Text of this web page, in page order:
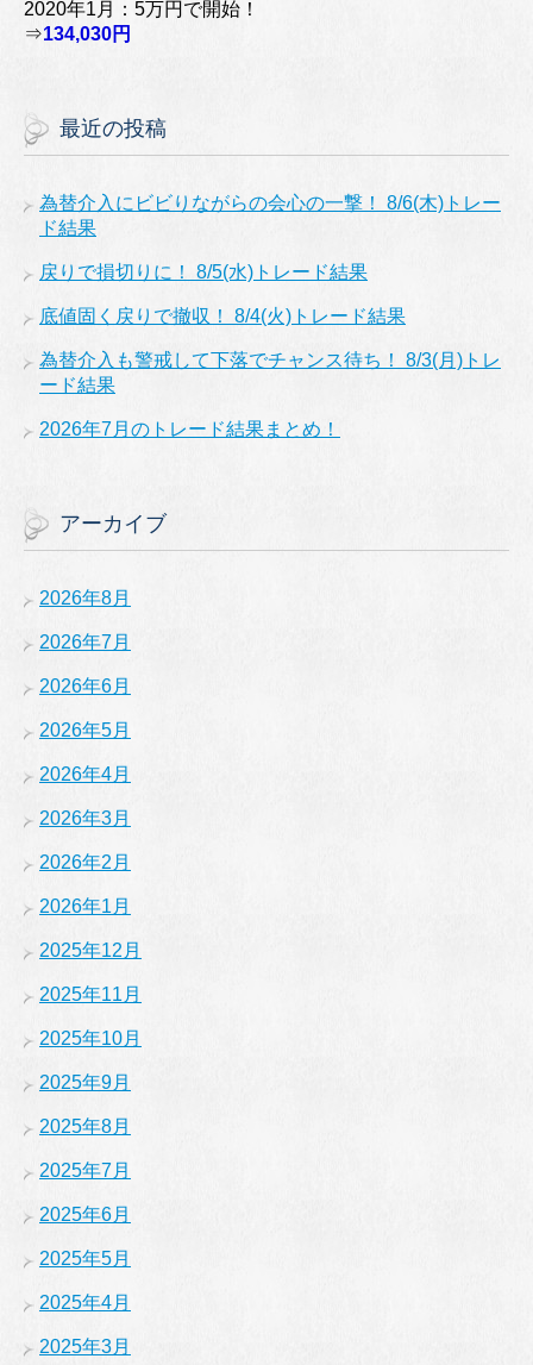
2020年1月：5万円で開始！
⇒134,030円
最近の投稿
為替介入にビビりながらの会心の一撃！ 8/6(木)トレー
ド結果
戻りで損切りに！ 8/5(水)トレード結果
底値固く戻りで撤収！ 8/4(火)トレード結果
為替介入も警戒して下落でチャンス待ち！ 8/3(月)トレ
ード結果
2026年7月のトレード結果まとめ！
アーカイブ
2026年8月
2026年7月
2026年6月
2026年5月
2026年4月
2026年3月
2026年2月
2026年1月
2025年12月
2025年11月
2025年10月
2025年9月
2025年8月
2025年7月
2025年6月
2025年5月
2025年4月
2025年3月